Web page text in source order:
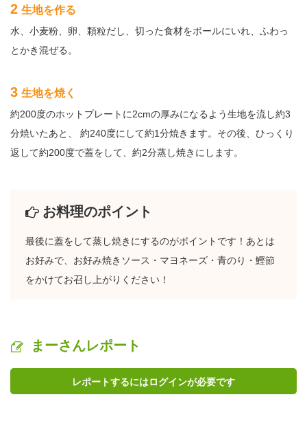
2 生地を作る
水、小麦粉、卵、顆粒だし、切った食材をボールにいれ、ふわっ
とかき混ぜる。
3 生地を焼く
約200度のホットプレートに2cmの厚みになるよう生地を流し約3
分焼いたあと、 約240度にして約1分焼きます。その後、ひっくり
返して約200度で蓋をして、約2分蒸し焼きにします。
お料理のポイント
最後に蓋をして蒸し焼きにするのがポイントです！あとは
お好みで、お好み焼きソース・マヨネーズ・青のり・鰹節
をかけてお召し上がりください！
まーさんレポート
レポートするにはログインが必要です